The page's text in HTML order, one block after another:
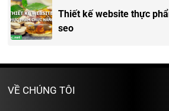
Thiết kế website thực
seo
VỀ CHÚNG TÔI